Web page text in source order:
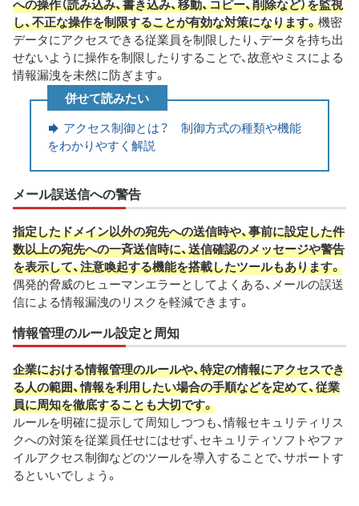
への操作（読み込み、書き込み、移動、コピー、削除など）を監視
し、不正な操作を制限することが有効な対策になります。機密
データにアクセスできる従業員を制限したり、データを持ち出
せないように操作を制限したりすることで、故意やミスによる
情報漏洩を未然に防ぎます。
併せて読みたい
アクセス制御とは？ 制御方式の種類や機能
をわかりやすく解説
メール誤送信への警告
指定したドメイン以外の宛先への送信時や、事前に設定した件
数以上の宛先への一斉送信時に、送信確認のメッセージや警告
を表示して、注意喚起する機能を搭載したツールもあります。
偶発的脅威のヒューマンエラーとしてよくある、メールの誤送
信による情報漏洩のリスクを軽減できます。
情報管理のルール設定と周知
企業における情報管理のルールや、特定の情報にアクセスでき
る人の範囲、情報を利用したい場合の手順などを定めて、従業
員に周知を徹底することも大切です。
ルールを明確に提示して周知しつつも、情報セキュリティリス
クへの対策を従業員任せにはせず、セキュリティソフトやファ
イルアクセス制御などのツールを導入することで、サポートす
るといいでしょう。